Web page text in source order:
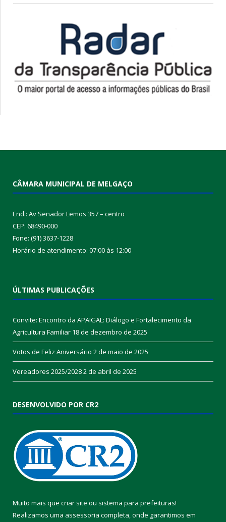
CÂMARA MUNICIPAL DE MELGAÇO
End.: Av Senador Lemos 357 – centro
CEP: 68490-000
Fone: (91) 3637-1228
Horário de atendimento: 07:00 às 12:00
ÚLTIMAS PUBLICAÇÕES
Convite: Encontro da APAIGAL: Diálogo e Fortalecimento da
Agricultura Familiar 18 de dezembro de 2025
Votos de Feliz Aniversário 2 de maio de 2025
Vereadores 2025/20282 de abril de 2025
DESENVOLVIDO POR CR2
Muito mais que criar site ou sistema para prefeituras!
Realizamos uma assessoria completa, onde garantimos em